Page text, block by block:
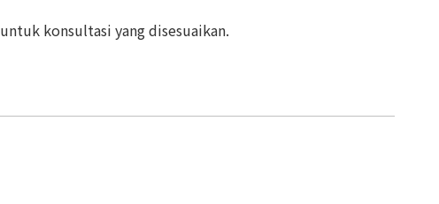
untuk konsultasi yang disesuaikan.